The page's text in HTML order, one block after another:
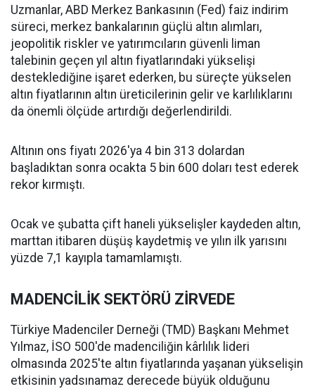
Uzmanlar, ABD Merkez Bankasının (Fed) faiz indirim
süreci, merkez bankalarının güçlü altın alımları,
jeopolitik riskler ve yatırımcıların güvenli liman
talebinin geçen yıl altın fiyatlarındaki yükselişi
desteklediğine işaret ederken, bu süreçte yükselen
altın fiyatlarının altın üreticilerinin gelir ve karlılıklarını
da önemli ölçüde artırdığı değerlendirildi.
Altının ons fiyatı 2026'ya 4 bin 313 dolardan
başladıktan sonra ocakta 5 bin 600 doları test ederek
rekor kırmıştı.
Ocak ve şubatta çift haneli yükselişler kaydeden altın,
marttan itibaren düşüş kaydetmiş ve yılın ilk yarısını
yüzde 7,1 kayıpla tamamlamıştı.
MADENCİLİK SEKTÖRÜ ZİRVEDE
Türkiye Madenciler Derneği (TMD) Başkanı Mehmet
Yılmaz, İSO 500'de madenciliğin kârlılık lideri
olmasında 2025'te altın fiyatlarında yaşanan yükselişin
etkisinin yadsınamaz derecede büyük olduğunu